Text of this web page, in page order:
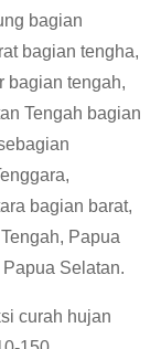
bagian
bagian tengha,
bagian tengah,
Tengah bagian
bagian barat,
Papua
Selatan.
curah hujan